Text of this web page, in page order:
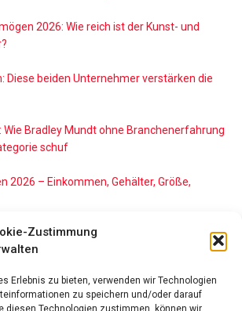
Zustimmung
Erlebnis zu bieten, verwenden wir Technologien
zu speichern und/oder darauf
diesen Technologien zustimmen, können wir
2026: Wie reich ist der Kunst- und
Diese beiden Unternehmer verstärken die
Wie Bradley Mundt ohne Branchenerfahrung
schuf
2026 – Einkommen, Gehälter, Größe,
2026: So reich ist die Walmart-Erbin